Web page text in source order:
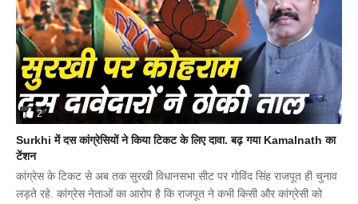
2
Surkhi में दस कांग्रेसियों ने किया टिकट के लिए दावा. बढ़ गया Kamalnath का
टेंशन
कांग्रेस के टिकट से अब तक सुरखी विधानसभा सीट पर गोविंद सिंह राजपूत ही चुनाव
लड़ते रहे. कांग्रेस नेताओं का आरोप है कि राजपूत ने कभी किसी और कांग्रेसी को